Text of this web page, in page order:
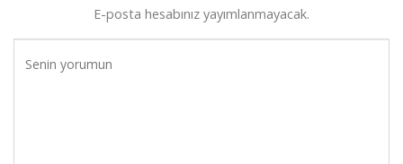
E-posta hesabınız yayımlanmayacak.